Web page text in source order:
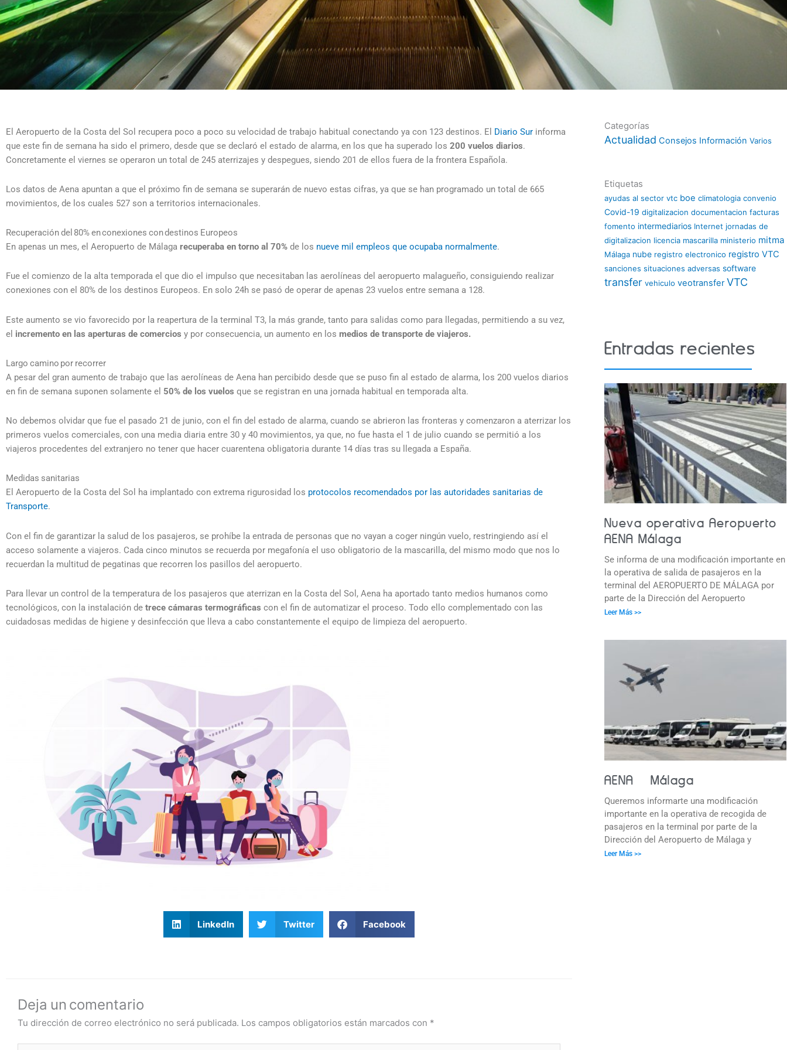
El Aeropuerto de la Costa del Sol recupera poco a poco su velocidad de trabajo habitual conectando ya con 123 destinos. El Diario Sur informa
que este fin de semana ha sido el primero, desde que se declaró el estado de alarma, en los que ha superado los 200 vuelos diarios.
Concretamente el viernes se operaron un total de 245 aterrizajes y despegues, siendo 201 de ellos fuera de la frontera Española.
Los datos de Aena apuntan a que el próximo fin de semana se superarán de nuevo estas cifras, ya que se han programado un total de 665
movimientos, de los cuales 527 son a territorios internacionales.
Recuperación del 80% en conexiones con destinos Europeos
En apenas un mes, el Aeropuerto de Málaga recuperaba en torno al 70% de los nueve mil empleos que ocupaba normalmente.
Fue el comienzo de la alta temporada el que dio el impulso que necesitaban las aerolíneas del aeropuerto malagueño, consiguiendo realizar
conexiones con el 80% de los destinos Europeos. En solo 24h se pasó de operar de apenas 23 vuelos entre semana a 128.
Este aumento se vio favorecido por la reapertura de la terminal T3, la más grande, tanto para salidas como para llegadas, permitiendo a su vez,
el incremento en las aperturas de comercios y por consecuencia, un aumento en los medios de transporte de viajeros.
Largo camino por recorrer
A pesar del gran aumento de trabajo que las aerolíneas de Aena han percibido desde que se puso fin al estado de alarma, los 200 vuelos diarios
en fin de semana suponen solamente el 50% de los vuelos que se registran en una jornada habitual en temporada alta.
No debemos olvidar que fue el pasado 21 de junio, con el fin del estado de alarma, cuando se abrieron las fronteras y comenzaron a aterrizar los
primeros vuelos comerciales, con una media diaria entre 30 y 40 movimientos, ya que, no fue hasta el 1 de julio cuando se permitió a los
viajeros procedentes del extranjero no tener que hacer cuarentena obligatoria durante 14 días tras su llegada a España.
Medidas sanitarias
El Aeropuerto de la Costa del Sol ha implantado con extrema rigurosidad los protocolos recomendados por las autoridades sanitarias de
Transporte.
Con el fin de garantizar la salud de los pasajeros, se prohíbe la entrada de personas que no vayan a coger ningún vuelo, restringiendo así el
acceso solamente a viajeros. Cada cinco minutos se recuerda por megafonía el uso obligatorio de la mascarilla, del mismo modo que nos lo
recuerdan la multitud de pegatinas que recorren los pasillos del aeropuerto.
Para llevar un control de la temperatura de los pasajeros que aterrizan en la Costa del Sol, Aena ha aportado tanto medios humanos como
tecnológicos, con la instalación de trece cámaras termográficas con el fin de automatizar el proceso. Todo ello complementado con las
cuidadosas medidas de higiene y desinfección que lleva a cabo constantemente el equipo de limpieza del aeropuerto.
LinkedIn Twitter Facebook
Deja un comentario
Tu dirección de correo electrónico no será publicada. Los campos obligatorios están marcados con *
Categorías
Actualidad Consejos Información Varios
Etiquetas
ayudas al sector vtc boe climatologia convenio
Covid-19 digitalizacion documentacion facturas
fomento intermediarios Internet jornadas de
digitalizacion licencia mascarilla ministerio mitma
Málaga nube registro electronico registro VTC
sanciones situaciones adversas software
transfer vehiculo veotransfer VTC
Entradas recientes
Nueva operativa Aeropuerto
AENA Málaga
Se informa de una modificación importante en
la operativa de salida de pasajeros en la
terminal del AEROPUERTO DE MÁLAGA por
parte de la Dirección del Aeropuerto
Leer Más >>
AENA – Málaga
Queremos informarte una modificación
importante en la operativa de recogida de
pasajeros en la terminal por parte de la
Dirección del Aeropuerto de Málaga y
Leer Más >>